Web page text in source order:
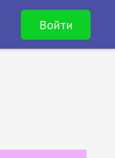
Войти